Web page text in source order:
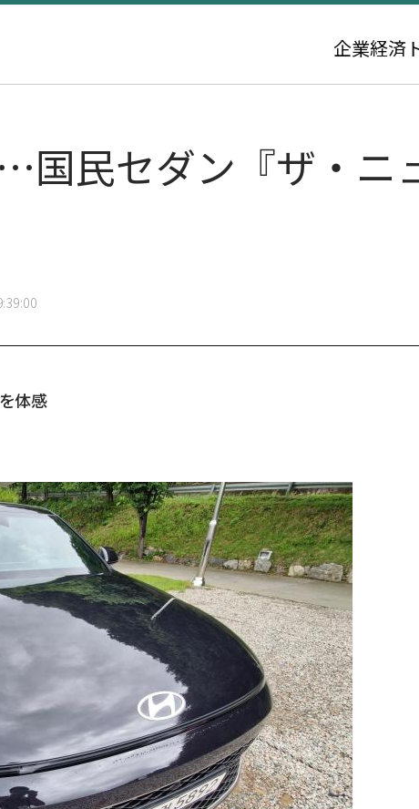
企業経済
国民セダン『ザ・ニ
体感